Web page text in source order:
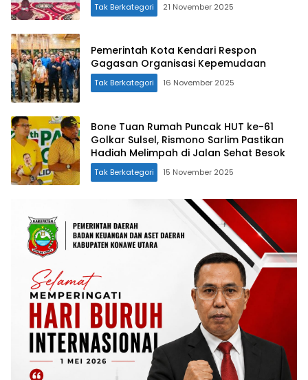
Tak Berkategori 21 November 2025
Pemerintah Kota Kendari Respon
Gagasan Organisasi Kepemudaan
Tak Berkategori 16 November 2025
Bone Tuan Rumah Puncak HUT ke-61
Golkar Sulsel, Rismono Sarlim Pastikan
Hadiah Melimpah di Jalan Sehat Besok
Tak Berkategori 15 November 2025